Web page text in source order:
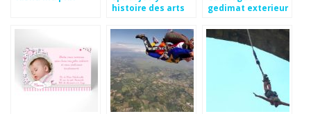
histoire des arts
gedimat exterieur